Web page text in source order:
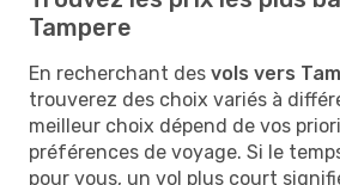
Tampere
En recherchant des vols vers
trouverez des choix variés à
meilleur choix dépend de vos
préférences de voyage. Si le
pour vous, un vol plus court